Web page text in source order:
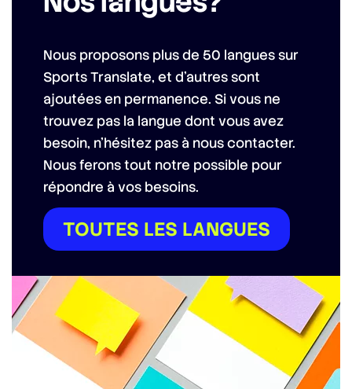
Nous proposons plus de 50 langues sur
Sports Translate, et d’autres sont
ajoutées en permanence. Si vous ne
trouvez pas la langue dont vous avez
besoin, n’hésitez pas à nous contacter.
Nous ferons tout notre possible pour
répondre à vos besoins.
TOUTES LES LANGUES